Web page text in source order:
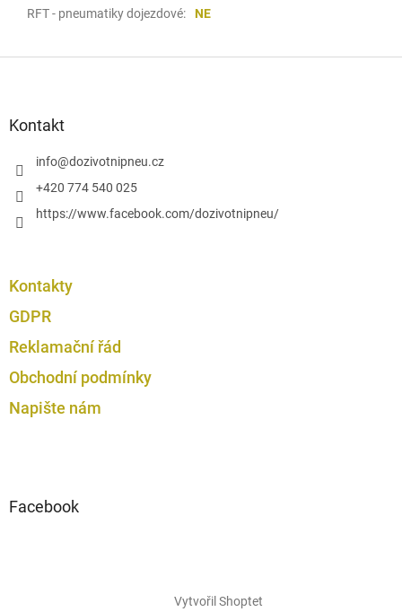
RFT - pneumatiky dojezdové: NE
Kontakt
info@dozivotnipneu.cz
+420 774 540 025
https://www.facebook.com/dozivotnipneu/
Kontakty
GDPR
Reklamační řád
Obchodní podmínky
Napište nám
Facebook
Vytvořil Shoptet